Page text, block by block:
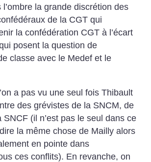
la grande discrétion des
de la CGT qui
la confédération CGT à l’écart
posent la question de
classe avec le Medef et le
a pas vu une seul fois Thibault
des grévistes de la SNCM, de
SNCF (il n’est pas le seul dans ce
la même chose de Mailly alors
en pointe dans
ces conflits). En revanche, on